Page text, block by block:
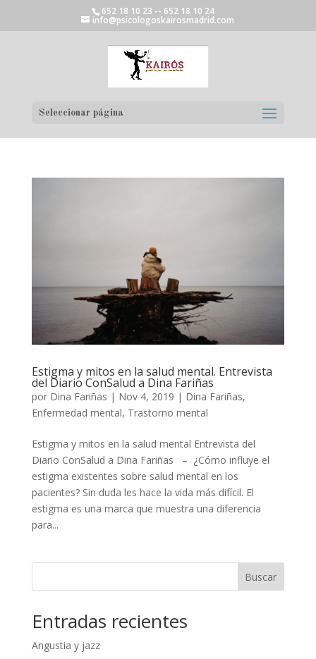
652 18 10 23 -- 652 18 10 24
info@psicologoskairosmadrid.com
Seleccionar página
Estigma y mitos en la salud mental. Entrevista
del Diario ConSalud a Dina Fariñas
por Dina Fariñas | Nov 4, 2019 | Dina Fariñas,
Enfermedad mental, Trastorno mental
Estigma y mitos en la salud mental Entrevista del
Diario ConSalud a Dina Fariñas – ¿Cómo influye el
estigma existentes sobre salud mental en los
pacientes? Sin duda les hace la vida más difícil. El
estigma es una marca que muestra una diferencia
para...
Buscar
Entradas recientes
Angustia y jazz